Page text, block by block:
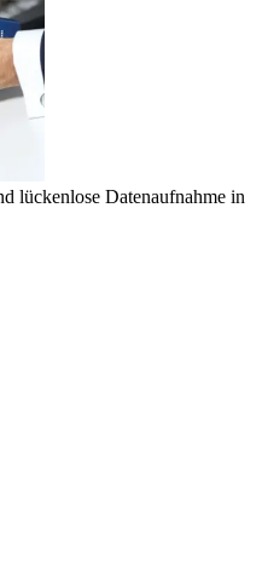
lückenlose Datenaufnahme in